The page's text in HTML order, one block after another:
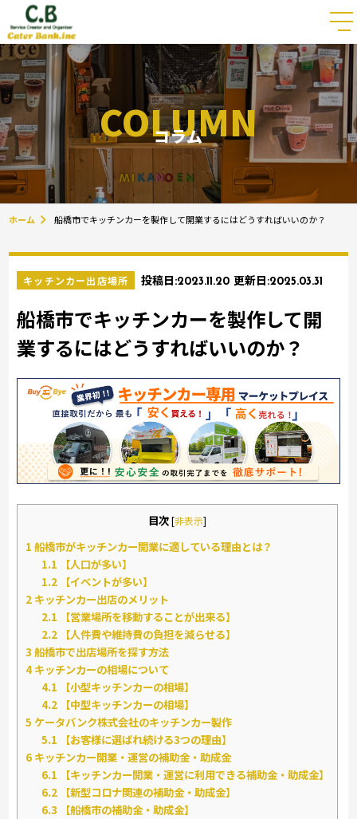
COLUMN
コラム
ホーム 船橋市でキッチンカーを製作して開業するにはどうすればいいのか？
キッチンカー出店場所 投稿日:2023.11.20 更新日:2025.03.31
船橋市でキッチンカーを製作して開
業するにはどうすればいいのか？
目次[非表示]
1 船橋市がキッチンカー開業に適している理由とは？
1.1 【人口が多い】
1.2 【イベントが多い】
2 キッチンカー出店のメリット
2.1 【営業場所を移動することが出来る】
2.2 【人件費や維持費の負担を減らせる】
3 船橋市で出店場所を探す方法
4キッチンカーの相場について
4.1 【小型キッチンカーの相場】
4.2 【中型キッチンカーの相場】
5 ケータバンク株式会社のキッチンカー製作
5.1 【お客様に選ばれ続ける3つの理由】
6 キッチンカー開業・運営の補助金・助成金
6.1 【キッチンカー開業・運営に利用できる補助金・助成金】
6.2 【新型コロナ関連の補助金・助成金】
6.3 【船橋市の補助金・助成金】